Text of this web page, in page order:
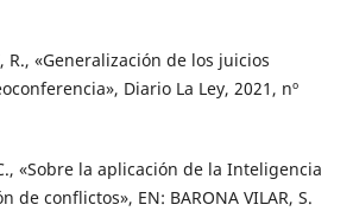
R., «Generalización de los juicios
Diario La Ley, 2021, nº
«Sobre la aplicación de la Inteligencia
de conflictos», EN: BARONA VILAR, S.